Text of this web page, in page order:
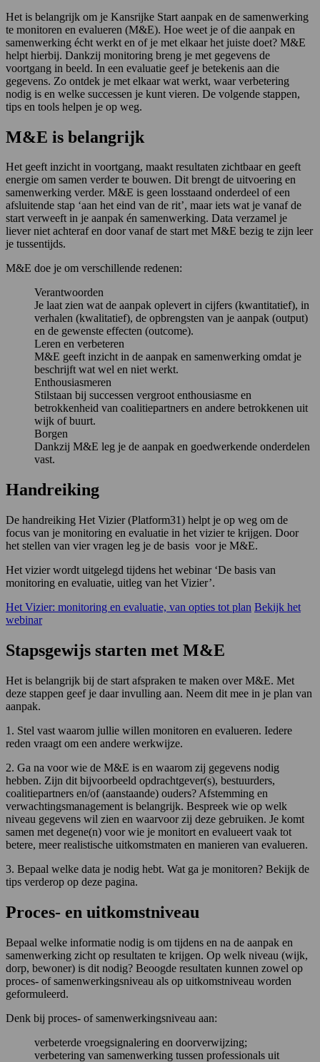
Het is belangrijk om je Kansrijke Start aanpak en de samenwerking
te monitoren en evalueren (M&E). Hoe weet je of die aanpak en
samenwerking écht werkt en of je met elkaar het juiste doet? M&E
helpt hierbij. Dankzij monitoring breng je met gegevens de
voortgang in beeld. In een evaluatie geef je betekenis aan die
gegevens. Zo ontdek je met elkaar wat werkt, waar verbetering
nodig is en welke successen je kunt vieren. De volgende stappen,
tips en tools helpen je op weg.
M&E is belangrijk
Het geeft inzicht in voortgang, maakt resultaten zichtbaar en geeft
energie om samen verder te bouwen. Dit brengt de uitvoering en
samenwerking verder. M&E is geen losstaand onderdeel of een
afsluitende stap ‘aan het eind van de rit’, maar iets wat je vanaf de
start verweeft in je aanpak én samenwerking. Data verzamel je
liever niet achteraf en door vanaf de start met M&E bezig te zijn leer
je tussentijds.
M&E doe je om verschillende redenen:
Verantwoorden
Je laat zien wat de aanpak oplevert in cijfers (kwantitatief), in
verhalen (kwalitatief), de opbrengsten van je aanpak (output)
en de gewenste effecten (outcome).
Leren en verbeteren
M&E geeft inzicht in de aanpak en samenwerking omdat je
beschrijft wat wel en niet werkt.
Enthousiasmeren
Stilstaan bij successen vergroot enthousiasme en
betrokkenheid van coalitiepartners en andere betrokkenen uit
wijk of buurt.
Borgen
Dankzij M&E leg je de aanpak en goedwerkende onderdelen
vast.
Handreiking
De handreiking Het Vizier (Platform31) helpt je op weg om de
focus van je monitoring en evaluatie in het vizier te krijgen. Door
het stellen van vier vragen leg je de basis voor je M&E.
Het vizier wordt uitgelegd tijdens het webinar ‘De basis van
monitoring en evaluatie, uitleg van het Vizier’.
Het Vizier: monitoring en evaluatie, van opties tot plan Bekijk het
webinar
Stapsgewijs starten met M&E
Het is belangrijk bij de start afspraken te maken over M&E. Met
deze stappen geef je daar invulling aan. Neem dit mee in je plan van
aanpak.
1. Stel vast waarom jullie willen monitoren en evalueren. Iedere
reden vraagt om een andere werkwijze.
2. Ga na voor wie de M&E is en waarom zij gegevens nodig
hebben. Zijn dit bijvoorbeeld opdrachtgever(s), bestuurders,
coalitiepartners en/of (aanstaande) ouders? Afstemming en
verwachtingsmanagement is belangrijk. Bespreek wie op welk
niveau gegevens wil zien en waarvoor zij deze gebruiken. Je komt
samen met degene(n) voor wie je monitort en evalueert vaak tot
betere, meer realistische uitkomstmaten en manieren van evalueren.
3. Bepaal welke data je nodig hebt. Wat ga je monitoren? Bekijk de
tips verderop op deze pagina.
Proces- en uitkomstniveau
Bepaal welke informatie nodig is om tijdens en na de aanpak en
samenwerking zicht op resultaten te krijgen. Op welk niveau (wijk,
dorp, bewoner) is dit nodig? Beoogde resultaten kunnen zowel op
proces- of samenwerkingsniveau als op uitkomstniveau worden
geformuleerd.
Denk bij proces- of samenwerkingsniveau aan:
verbeterde vroegsignalering en doorverwijzing;
verbetering van samenwerking tussen professionals uit